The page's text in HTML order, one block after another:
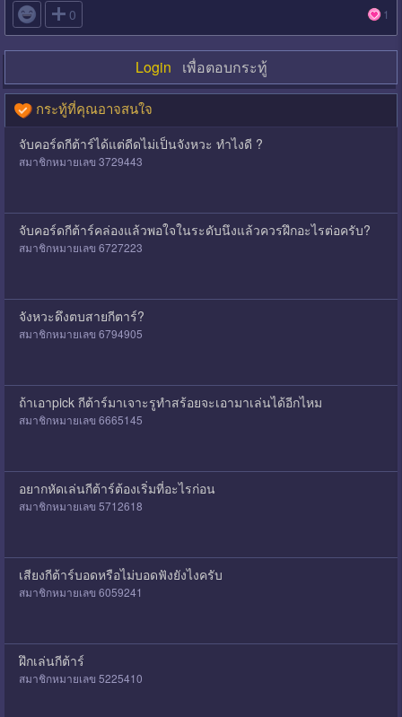
 0 1
Login เพื่อตอบกระทู้
กระทู้ที่คุณอาจสนใจ
จับคอร์ดกีต้าร์ได้แต่ดีดไม่เป็นจังหวะ ทำไงดี ?
สมาชิกหมายเลข 3729443
จับคอร์ดกีต้าร์คล่องแล้วพอใจในระดับนึงแล้วควรฝึกอะไรต่อครับ?
สมาชิกหมายเลข 6727223
จังหวะดึงตบสายกีตาร์?
สมาชิกหมายเลข 6794905
ถ้าเอาpick กีต้าร์มาเจาะรูทำสร้อยจะเอามาเล่นได้อีกไหม
สมาชิกหมายเลข 6665145
อยากหัดเล่นกีต้าร์ต้องเริ่มที่อะไรก่อน
สมาชิกหมายเลข 5712618
เสียงกีต้าร์บอดหรือไม่บอดฟังยังไงครับ
สมาชิกหมายเลข 6059241
ฝึกเล่นกีต้าร์
สมาชิกหมายเลข 5225410